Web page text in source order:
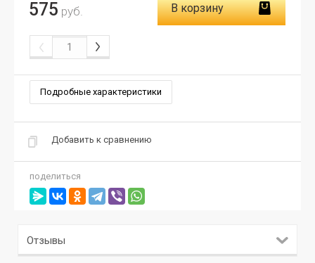
575 руб. В корзину
Подробные характеристики
Добавить к сравнению
поделиться
Отзывы